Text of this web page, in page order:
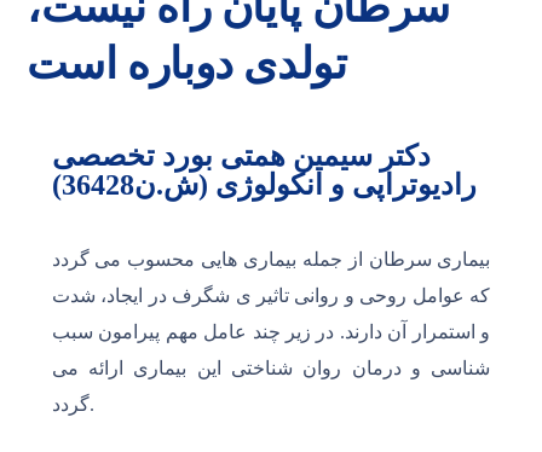
تولدی دوباره است
دکتر سیمین همتی بورد تخصصی
رادیوتراپی و انکولوژی (ش.ن36428)
بیماری سرطان از جمله بیماری هایی محسوب می گردد
که عوامل روحی و روانی تاثیر ی شگرف در ایجاد، شدت
و استمرار آن دارند. در زیر چند عامل مهم پیرامون سبب
شناسی و درمان روان شناختی این بیماری ارائه می
گردد.